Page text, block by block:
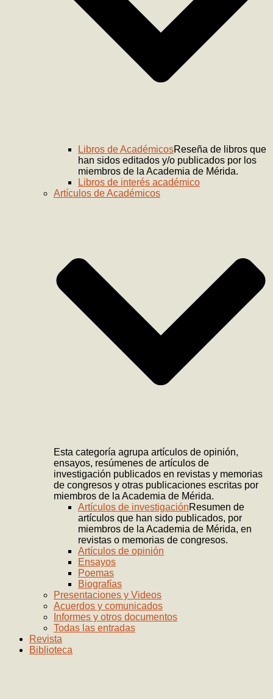
Libros de AcadémicosReseña de libros que
han sidos editados y/o publicados por los
miembros de la Academia de Mérida.
Libros de interés académico
Artículos de Académicos
Esta categoría agrupa artículos de opinión,
ensayos, resúmenes de artículos de
investigación publicados en revistas y memorias
de congresos y otras publicaciones escritas por
miembros de la Academia de Mérida.
Artículos de investigaciónResumen de
artículos que han sido publicados, por
miembros de la Academia de Mérida, en
revistas o memorias de congresos.
Artículos de opinión
Ensayos
Poemas
Biografías
Presentaciones y Videos
Acuerdos y comunicados
Informes y otros documentos
Todas las entradas
Revista
Biblioteca